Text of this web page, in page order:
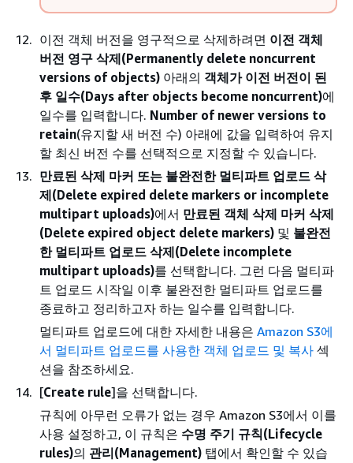
이전 객체 버전을 영구적으로 삭제하려면 이전 객체
버전 영구 삭제(Permanently delete noncurrent
versions of objects) 아래의 객체가 이전 버전이 된
후 일수(Days after objects become noncurrent)에
일수를 입력합니다. Number of newer versions to
retain(유지할 새 버전 수) 아래에 값을 입력하여 유지
할 최신 버전 수를 선택적으로 지정할 수 있습니다.
만료된 삭제 마커 또는 불완전한 멀티파트 업로드 삭
제(Delete expired delete markers or incomplete
multipart uploads)에서 만료된 객체 삭제 마커 삭제
(Delete expired object delete markers) 및 불완전
한 멀티파트 업로드 삭제(Delete incomplete
multipart uploads)를 선택합니다. 그런 다음 멀티파
트 업로드 시작일 이후 불완전한 멀티파트 업로드를
종료하고 정리하고자 하는 일수를 입력합니다.
멀티파트 업로드에 대한 자세한 내용은 Amazon S3에
서 멀티파트 업로드를 사용한 객체 업로드 및 복사 섹
션을 참조하세요.
[Create rule]을 선택합니다.
규칙에 아무런 오류가 없는 경우 Amazon S3에서 이를
사용 설정하고, 이 규칙은 수명 주기 규칙(Lifecycle
rules)의 관리(Management) 탭에서 확인할 수 있습